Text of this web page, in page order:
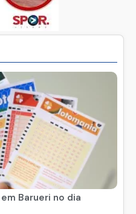
Barueri no dia